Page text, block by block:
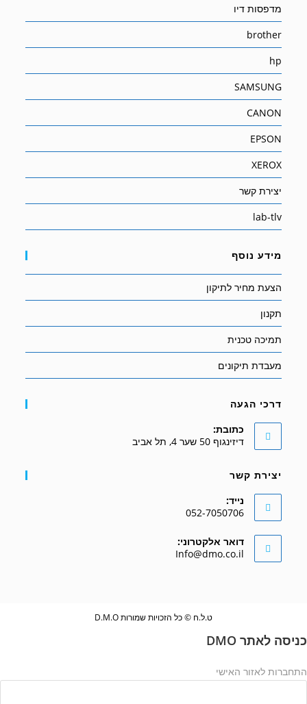
מדפסות דיו
brother
hp
SAMSUNG
CANON
EPSON
XEROX
יצירת קשר
lab-tlv
מידע נוסף
הצעת מחיר לתיקון
תקנון
תמיכה טכנית
מעבדת תיקונים
דרכי הגעה
כתובת:
דיזינגוף 50 שער 4, תל אביב
יצירת קשר
נייד:
052-7050706
דואר אלקטרוני:
Info@dmo.co.il
ט.ל.ח © כל הזכויות שמורות D.M.O
כניסה לאתר DMO
התחברות לאזור האישי